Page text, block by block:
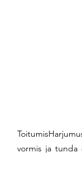
vormis ja tunda